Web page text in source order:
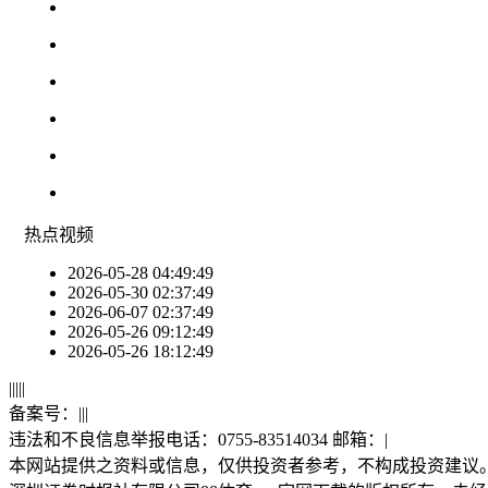
热点视频
2026-05-28 04:49:49
2026-05-30 02:37:49
2026-06-07 02:37:49
2026-05-26 09:12:49
2026-05-26 18:12:49
|||||
备案号： |||
违法和不良信息举报电话：0755-83514034 邮箱： |
本网站提供之资料或信息，仅供投资者参考，不构成投资建议